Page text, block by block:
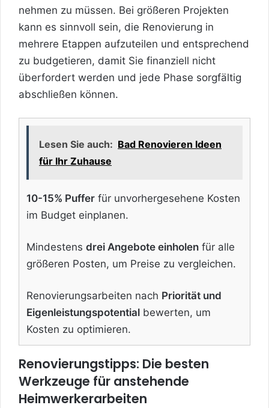
nehmen zu müssen. Bei größeren Projekten
kann es sinnvoll sein, die Renovierung in
mehrere Etappen aufzuteilen und entsprechend
zu budgetieren, damit Sie finanziell nicht
überfordert werden und jede Phase sorgfältig
abschließen können.
Lesen Sie auch: Bad Renovieren Ideen
für Ihr Zuhause
10-15% Puffer für unvorhergesehene Kosten
im Budget einplanen.
Mindestens drei Angebote einholen für alle
größeren Posten, um Preise zu vergleichen.
Renovierungsarbeiten nach Priorität und
Eigenleistungspotential bewerten, um
Kosten zu optimieren.
Renovierungstipps: Die besten
Werkzeuge für anstehende
Heimwerkerarbeiten